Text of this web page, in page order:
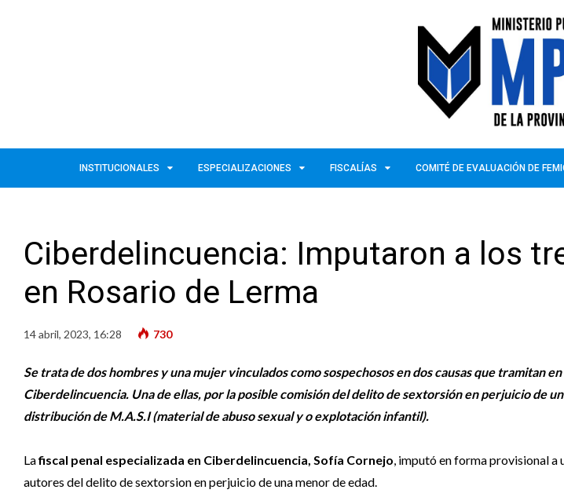
INSTITUCIONALES ESPECIALIZACIONES FISCALÍAS COMITÉ DE EVALUACIÓN DE
Ciberdelincuencia: Imputaron a los
en Rosario de Lerma
14 abril, 2023, 16:28 730
Se trata de dos hombres y una mujer vinculados como sospechosos en dos causas que tramitan
Ciberdelincuencia. Una de ellas, por la posible comisión del delito de sextorsión en perjuicio de
distribución de M.A.S.I (material de abuso sexual y o explotación infantil).
Lafiscal penal especializada en Ciberdelincuencia, Sofía Cornejo , imputó en forma provisional
autores del delito de sextorsion en perjuicio de una menor de edad.